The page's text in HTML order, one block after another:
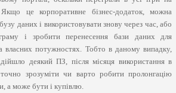
це корпоративне бізнес-додаток, можна
даних і використовувати знову через час, або
і зробити перенесення бази даних для
власних потужностях. Тобто в даному випадку,
деякий ПЗ, після місяця використання в
зрозуміти чи варто робити пролонгацію
а може бути і купівлю.